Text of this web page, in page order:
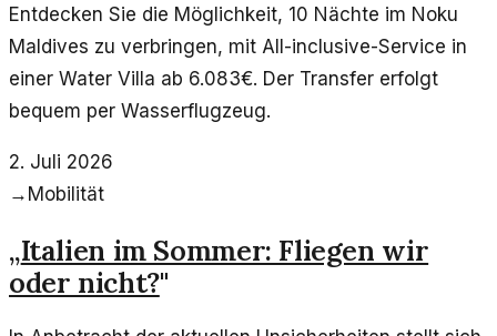
Entdecken Sie die Möglichkeit, 10 Nächte im Noku
Maldives zu verbringen, mit All-inclusive-Service in
einer Water Villa ab 6.083€. Der Transfer erfolgt
bequem per Wasserflugzeug.
2. Juli 2026
→ Mobilität
„Italien im Sommer: Fliegen wir
oder nicht?"